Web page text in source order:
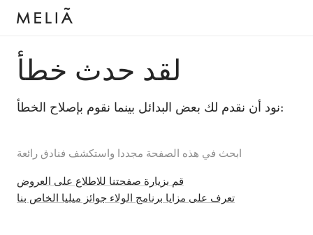
لقد حدث خطأ
نود أن نقدم لك بعض البدائل بينما نقوم بإصلاح الخطأ:
ابحث في هذه الصفحة مجددا واستكشف فنادق رائعة
قم بزيارة صفحتنا للاطلاع على العروض
تعرف على مزايا برنامج الولاء جوائز ميليا الخاص بنا